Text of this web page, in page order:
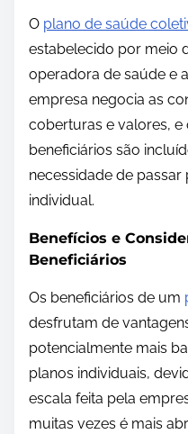
O plano de saúde
estabelecido por meio
operadora de saúde e
empresa negocia as
coberturas e valores, e
beneficiários são
necessidade de
individual.
Benefícios e
Beneficiários
Os beneficiários de um
desfrutam de
potencialmente mais
planos individuais,
escala feita pela
muitas vezes é mais